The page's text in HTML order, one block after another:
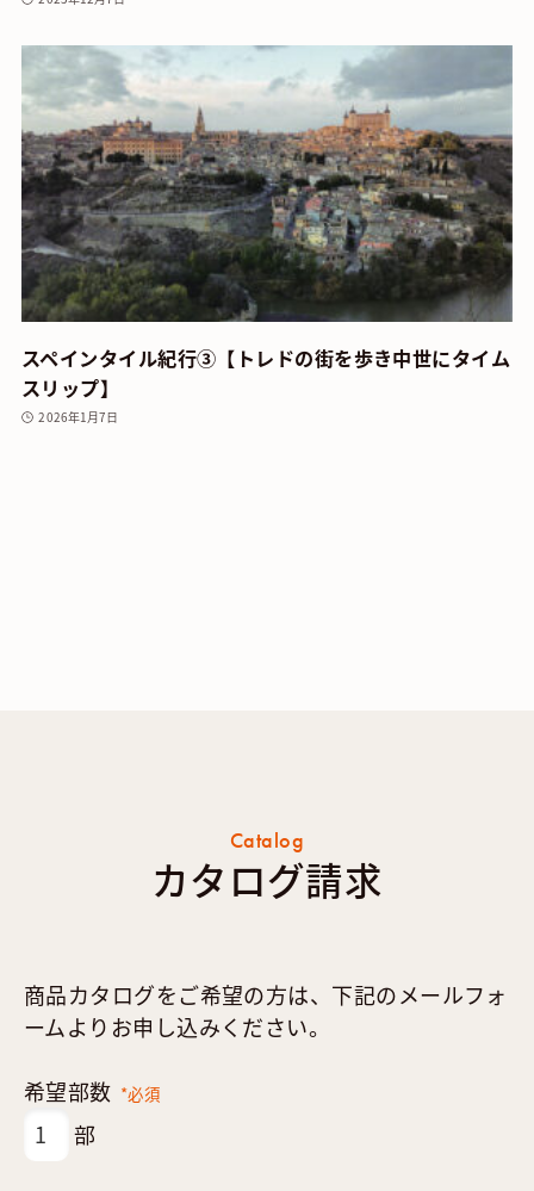
スペインタイル紀行③【トレドの街を歩き中世にタイム
スリップ】
2026年1月7日
Catalog
カタログ請求
商品カタログをご希望の方は、下記のメールフォ
ームよりお申し込みください。
希望部数 *必須
部